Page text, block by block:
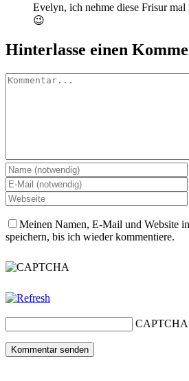
Evelyn, ich nehme diese Frisur
😉
Hinterlasse einen
Kommentar
Meinen Namen, E-Mail und Website
speichern, bis ich wieder kommentiere.
CAPTCHA